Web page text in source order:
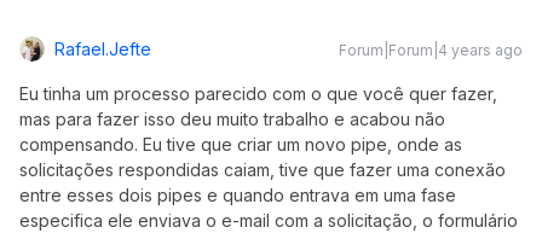
Rafael.jefte Forum|Forum|4 years ago
Eu tinha um processo parecido com o que você quer fazer,
mas para fazer isso deu muito trabalho e acabou não
compensando. Eu tive que criar um novo pipe, onde as
solicitações respondidas caiam, tive que fazer uma conexão
entre esses dois pipes e quando entrava em uma fase
especifica ele enviava o e-mail com a solicitação, o formulário